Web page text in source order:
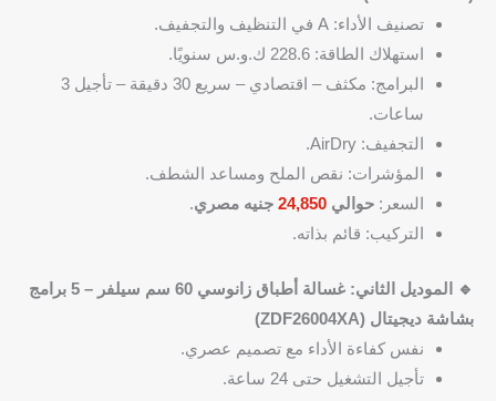
تصنيف الأداء: A في التنظيف والتجفيف.
استهلاك الطاقة: 228.6 ك.و.س سنويًا.
البرامج: مكثف – اقتصادي – سريع 30 دقيقة – تأجيل 3
ساعات.
التجفيف: AirDry.
المؤشرات: نقص الملح ومساعد الشطف.
السعر: حوالي 24,850 جنيه مصري.
التركيب: قائم بذاته.
🔹 الموديل الثاني: غسالة أطباق زانوسي 60 سم سيلفر – 5 برامج
بشاشة ديجيتال (ZDF26004XA)
نفس كفاءة الأداء مع تصميم عصري.
تأجيل التشغيل حتى 24 ساعة.